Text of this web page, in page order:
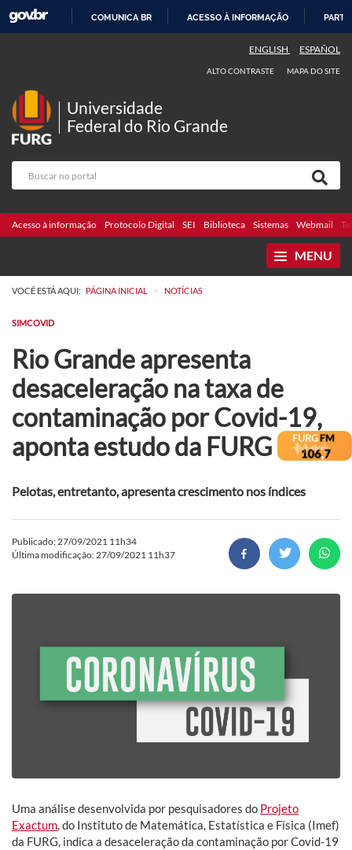
COMUNICA BR ACESSO À INFORMAÇÃO
ENGLISH ESPAÑOL
ALTO CONTRASTE MAPA DO SITE
Universidade
Federal do Rio Grande
Acesso à informação Protocolo Digital SEI Biblioteca Sistemas Webmail
MENU
VOCÊ ESTÁ AQUI: PÁGINA INICIAL > NOTÍCIAS
SIMCOVID
Rio Grande apresenta
desaceleração na taxa de
contaminação por Covid-19,
aponta estudo da FURG
Pelotas, entretanto, apresenta crescimento nos índices
Publicado: 27/09/2021 11h34
Última modificação: 27/09/2021 11h37
Uma análise desenvolvida por pesquisadores do Projeto
Exactum, do Instituto de Matemática, Estatística e Física (Imef)
da FURG, indica a desaceleração da contaminação por Covid-19